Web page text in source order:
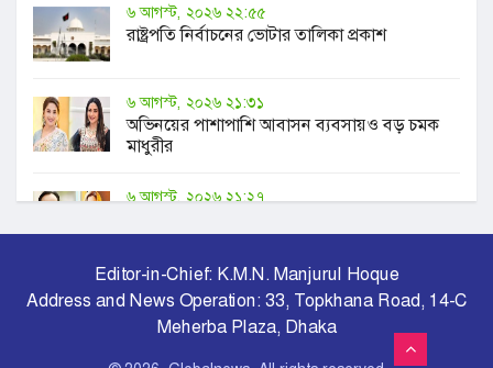
৬ আগস্ট, ২০২৬ ২২:৫৫
রাষ্ট্রপতি নির্বাচনের ভোটার তালিকা প্রকাশ
৬ আগস্ট, ২০২৬ ২১:৩১
অভিনয়ের পাশাপাশি আবাসন ব্যবসায়ও বড় চমক
মাধুরীর
৬ আগস্ট, ২০২৬ ২১:২৭
আলাউদ্দিনকন্যার
৬ আগস্ট, ২০২৬ ২০:৪৫
চুক্তি সম্পন্ন, রেকর্ড গড়ে তুরস্কের ক্লাবে সালাহ
Editor-in-Chief: K.M.N. Manjurul Hoque
Address and News Operation: 33, Topkhana Road, 14-C
Meherba Plaza, Dhaka